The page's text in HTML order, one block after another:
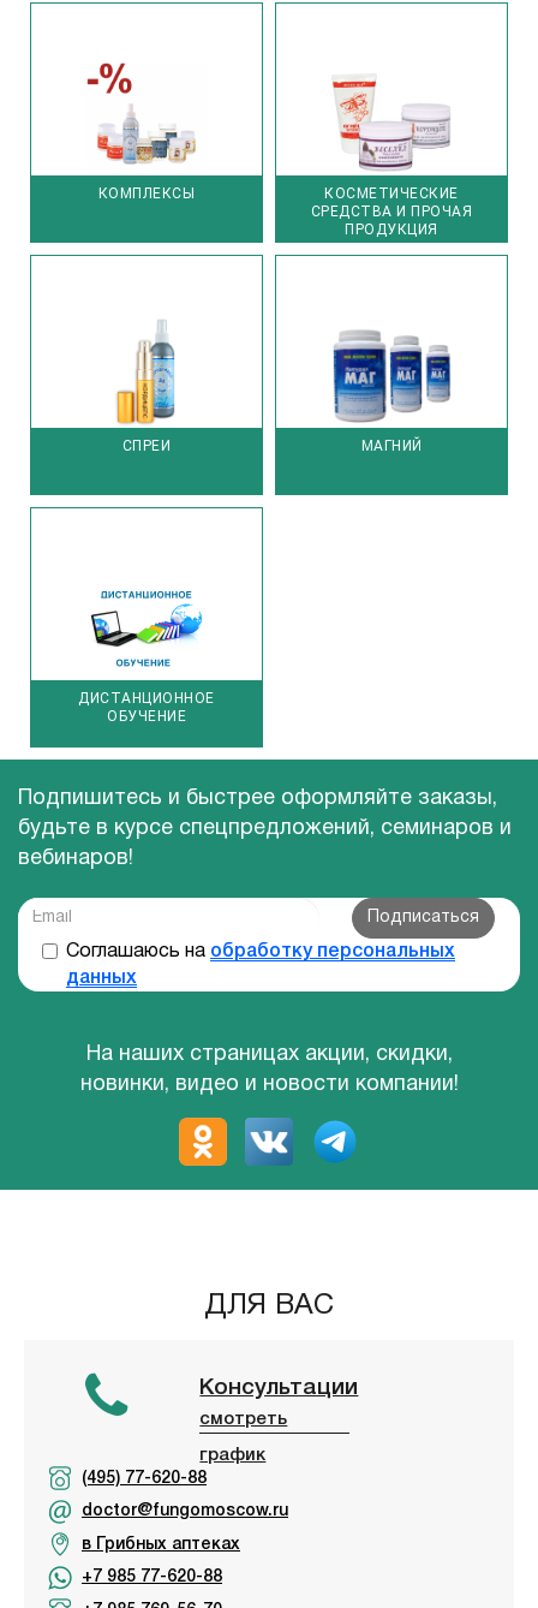
КОМПЛЕКСЫ
КОСМЕТИЧЕСКИЕ
СРЕДСТВА И ПРОЧАЯ
ПРОДУКЦИЯ
СПРЕИ МАГНИЙ
ДИСТАНЦИОННОЕ
ОБУЧЕНИЕ
Подпишитесь и быстрее оформляйте заказы,
будьте в курсе спецпредложений, семинаров и
вебинаров!
Подписаться
Соглашаюсь на обработку персональных
данных
На наших страницах акции, скидки,
новинки, видео и новости компании!
ДЛЯ ВАС
Консультации
смотреть
график
(495) 77-620-88
doctor@fungomoscow.ru
в Грибных аптеках
+7 985 77-620-88